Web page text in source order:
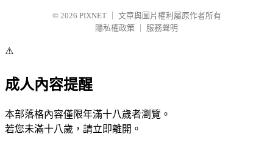
© 2026 PIXNET
文章與圖片權利屬原作者所有
隱私權政策
服務聲明
⚠️
成人內容提醒
本部落格內容僅限年滿十八歲者瀏覽。
若您未滿十八歲，請立即離開。